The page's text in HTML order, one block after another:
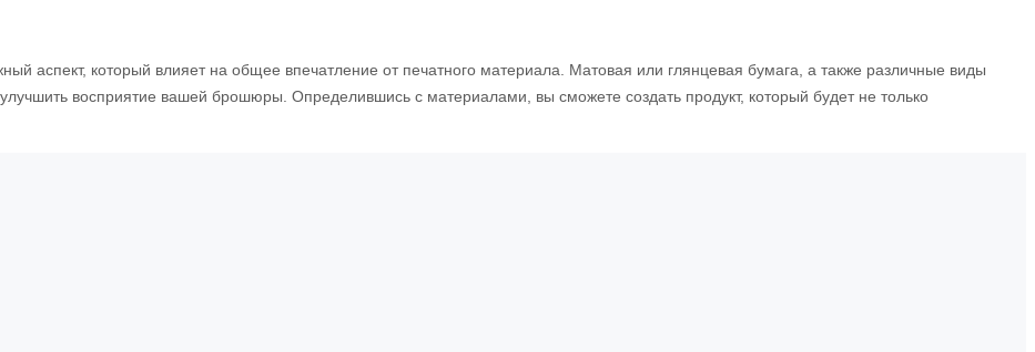
аспект, который влияет на общее впечатление от печатного материала. Матовая или глянцевая бумага, а также различные виды
восприятие вашей брошюры. Определившись с материалами, вы сможете создать продукт, который будет не только